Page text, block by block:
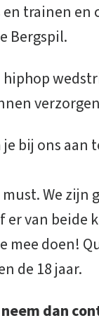
trainen
Bergspil.
bij ons
We zijn
er van beide
mee doen!
de 18 jaar.
dan